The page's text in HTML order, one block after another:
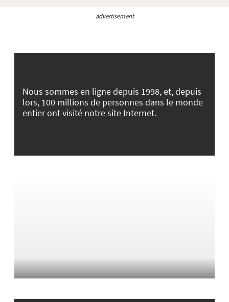
advertisement
Nous sommes en ligne depuis 1998, et, depuis
lors, 100 millions de personnes dans le monde
entier ont visité notre site Internet.